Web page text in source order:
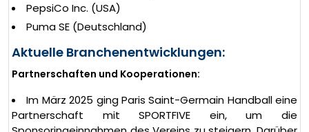
PepsiCo Inc. (USA)
Puma SE (Deutschland)
Aktuelle Branchenentwicklungen:
Partnerschaften und Kooperationen:
Im März 2025 ging Paris Saint-Germain Handball eine
Partnerschaft mit SPORTFIVE ein, um die